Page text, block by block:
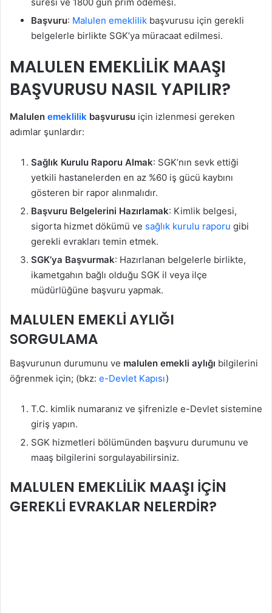
Başvuru: Malulen emeklilik başvurusu için gerekli
belgelerle birlikte SGK’ya müracaat edilmesi.
MALULEN EMEKLİLİK MAAŞI
BAŞVURUSU NASIL YAPILIR?
Malulen emeklilik başvurusu için izlenmesi gereken
adımlar şunlardır:
Sağlık Kurulu Raporu Almak: SGK’nın sevk ettiği
yetkili hastanelerden en az %60 iş gücü kaybını
gösteren bir rapor alınmalıdır.
Başvuru Belgelerini Hazırlamak: Kimlik belgesi,
sigorta hizmet dökümü ve sağlık kurulu raporu gibi
gerekli evrakları temin etmek.
SGK’ya Başvurmak: Hazırlanan belgelerle birlikte,
ikametgahın bağlı olduğu SGK il veya ilçe
müdürlüğüne başvuru yapmak.
MALULEN EMEKLİ AYLIĞI
SORGULAMA
Başvurunun durumunu ve malulen emekli aylığı bilgilerini
öğrenmek için; (bkz: e-Devlet Kapısı)
T.C. kimlik numaranız ve şifrenizle e-Devlet sistemine
giriş yapın.
SGK hizmetleri bölümünden başvuru durumunu ve
maaş bilgilerini sorgulayabilirsiniz.
MALULEN EMEKLİLİK MAAŞI İÇİN
GEREKLİ EVRAKLAR NELERDİR?